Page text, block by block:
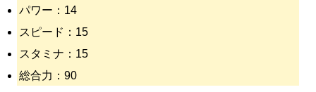
パワー：14
スピード：15
スタミナ：15
総合力：90